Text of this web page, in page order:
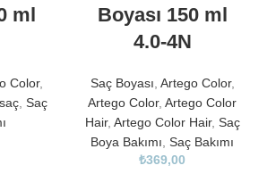
ml
Color,
saç, Saç
Boyası 150 ml
4.0-4N
Saç Boyası Artego Color,
Artego Color, Artego Color
Hair, Artego Color Hair, Saç
Boya Bakımı Saç Bakımı
₺369,00